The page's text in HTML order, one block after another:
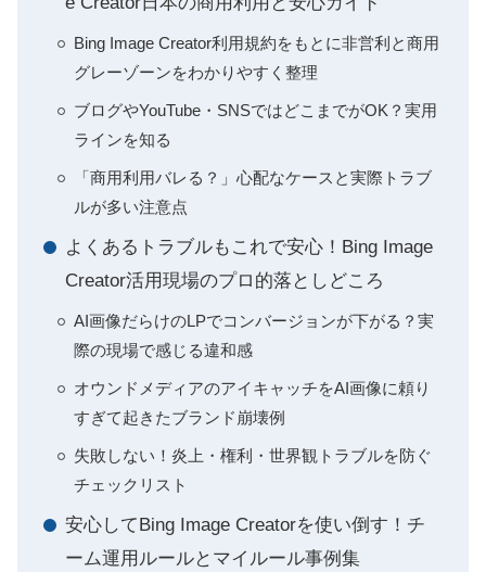
Bing Image Creator利用規約をもとに非営利と商用
グレーゾーンをわかりやすく整理
ブログやYouTube・SNSではどこまでがOK？実用
ラインを知る
「商用利用バレる？」心配なケースと実際トラブ
ルが多い注意点
よくあるトラブルもこれで安心！Bing Image
Creator活用現場のプロ的落としどころ
AI画像だらけのLPでコンバージョンが下がる？実
際の現場で感じる違和感
オウンドメディアのアイキャッチをAI画像に頼り
すぎて起きたブランド崩壊例
失敗しない！炎上・権利・世界観トラブルを防ぐ
チェックリスト
安心してBing Image Creatorを使い倒す！チ
ーム運用ルールとマイルール事例集